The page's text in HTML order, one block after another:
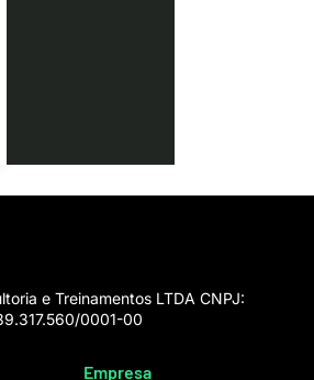
e Treinamentos LTDA CNPJ:
0001-00
Empresa